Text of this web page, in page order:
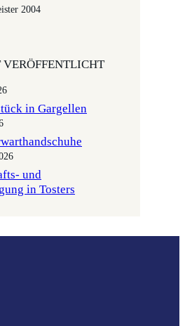
2004
in Gargellen
und
in Tosters